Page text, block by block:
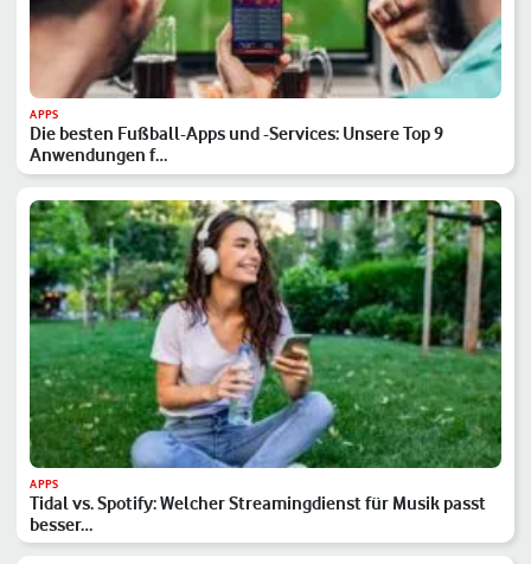
APPS
Die besten Fußball-Apps und -Services: Unsere Top 9
Anwendungen f…
APPS
Tidal vs. Spotify: Welcher Streamingdienst für Musik passt
besser…